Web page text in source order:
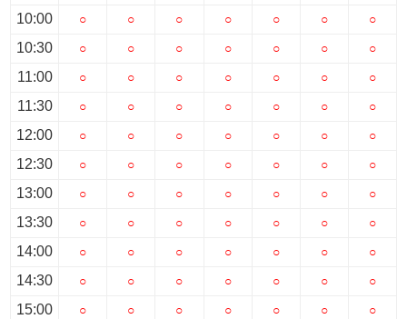
10:00
10:30
11:00
11:30
12:00
12:30
13:00
13:30
14:00
14:30
15:00
○
○
○
○
○
○
○
○
○
○
○
○
○
○
○
○
○
○
○
○
○
○
○
○
○
○
○
○
○
○
○
○
○
○
○
○
○
○
○
○
○
○
○
○
○
○
○
○
○
○
○
○
○
○
○
○
○
○
○
○
○
○
○
○
○
○
○
○
○
○
○
○
○
○
○
○
○